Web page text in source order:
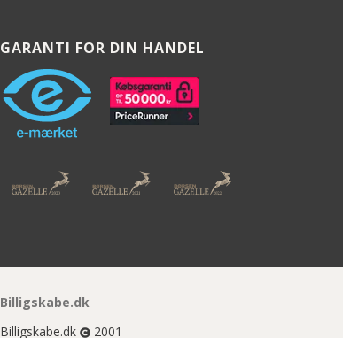
GARANTI FOR DIN HANDEL
Billigskabe.dk
Billigskabe.dk
2001